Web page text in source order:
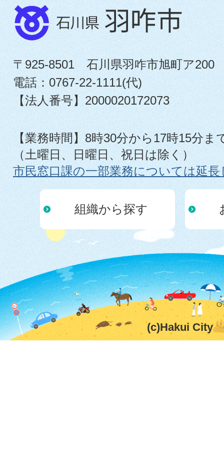
〒925-8501 石川県羽咋市旭町ア200
電話：0767-22-1111(代)
【法人番号】2000020172073
【業務時間】8時30分から17時15分ま
（土曜日、日曜日、祝日は除く）
市民窓口課の一部業務については延
組織から探す
(c)Hakui City